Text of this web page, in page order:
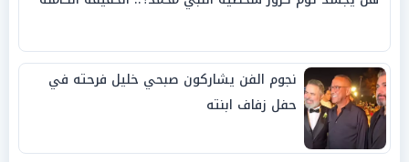
نجوم الفن يشاركون صبحي خليل فرحته في
حفل زفاف ابنته